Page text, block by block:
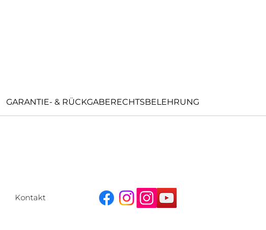
GARANTIE- & RÜCKGABERECHTSBELEHRUNG
Kontakt